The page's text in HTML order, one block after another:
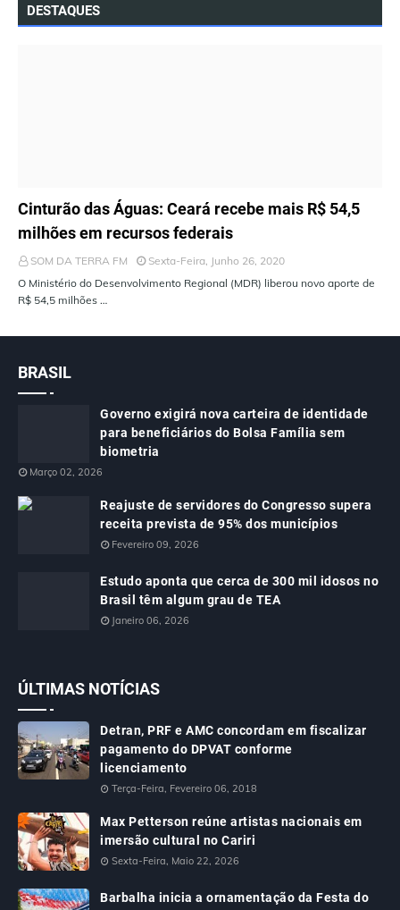
DESTAQUES
ÚLTIMAS NOTÍCIAS
Cinturão das Águas: Ceará recebe mais R$ 54,5
milhões em recursos federais
SOM DA TERRA FM
Sexta-Feira, Junho 26, 2020
O Ministério do Desenvolvimento Regional (MDR) liberou novo aporte de
R$ 54,5 milhões …
BRASIL
Governo exigirá nova carteira de identidade
para beneficiários do Bolsa Família sem
biometria
Março 02, 2026
Reajuste de servidores do Congresso supera
receita prevista de 95% dos municípios
Fevereiro 09, 2026
Estudo aponta que cerca de 300 mil idosos no
Brasil têm algum grau de TEA
Janeiro 06, 2026
ÚLTIMAS NOTÍCIAS
Detran, PRF e AMC concordam em fiscalizar
pagamento do DPVAT conforme
licenciamento
Terça-Feira, Fevereiro 06, 2018
Max Petterson reúne artistas nacionais em
imersão cultural no Cariri
Sexta-Feira, Maio 22, 2026
Barbalha inicia a ornamentação da Festa do